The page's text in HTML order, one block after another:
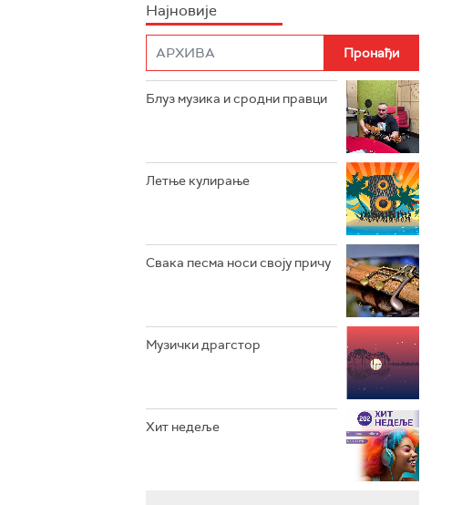
РАДИО РОКЕНРОЛЕР
РАДИО ЏУБОКС
РАДИО ВРТЕШКА
РАДИО ЏЕЗЕР
Најновије
Блуз музика и сродни правци
Летње кулирање
Свака песма носи своју причу
Музички драгстор
Хит недеље